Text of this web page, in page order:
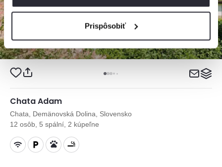
Prispôsobiť
Chata Adam
Chata, Demänovská Dolina, Slovensko
12 osôb, 5 spální, 2 kúpeľne